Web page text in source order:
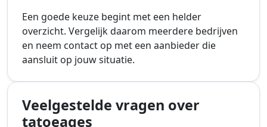
Een goede keuze begint met een helder
overzicht. Vergelijk daarom meerdere bedrijven
en neem contact op met een aanbieder die
aansluit op jouw situatie.
Veelgestelde vragen over
tatoeages